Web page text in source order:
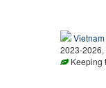
2023-2026,
Keeping